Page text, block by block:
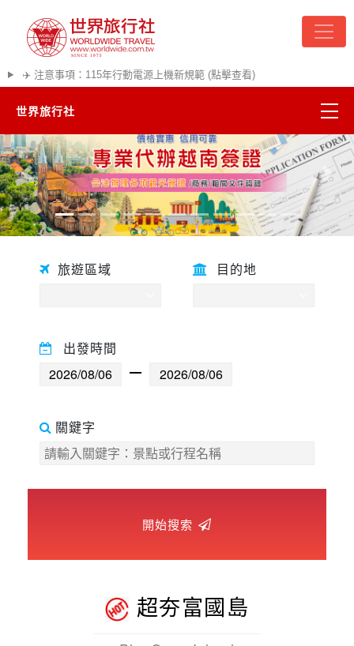
✈️ 注意事項：115年行動電源上機新規範 (點擊查看)
世界旅行社
精彩越南
熱門韓國
超夯日本
世界臻旅
歐洲之旅
往前 往後
旅遊區域 目的地
出發時間
關鍵字
開始搜索
超夯富國島